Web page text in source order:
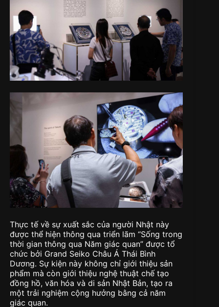
Thực tế về sự xuất sắc của người Nhật này
được thể hiện thông qua triển lãm “Sống trong
thời gian thông qua Năm giác quan” được tổ
chức bởi Grand Seiko Châu Á Thái Bình
Dương. Sự kiện này không chỉ giới thiệu sản
phẩm mà còn giới thiệu nghệ thuật chế tạo
đồng hồ, văn hóa và di sản Nhật Bản, tạo ra
một trải nghiệm cộng hưởng bằng cả năm
giác quan.